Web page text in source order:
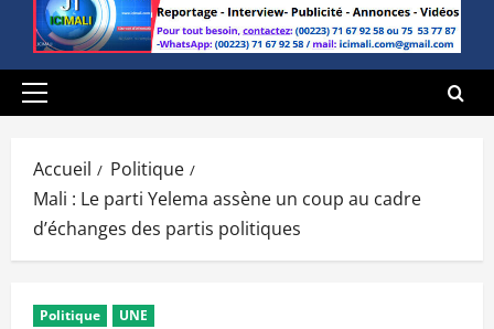
Menu
Accueil
Politique
Mali : Le parti Yelema assène un coup au cadre
d’échanges des partis politiques
Politique UNE